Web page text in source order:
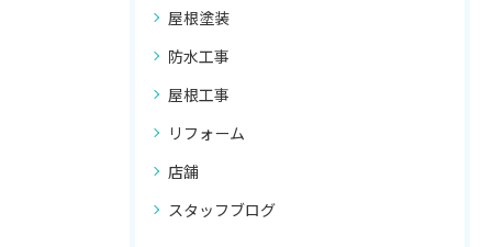
屋根塗装
防水工事
屋根工事
リフォーム
店舗
スタッフブログ